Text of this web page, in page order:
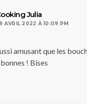
Julia
AVRIL 2022 À 10:09 PM
amusant que les
! Bises